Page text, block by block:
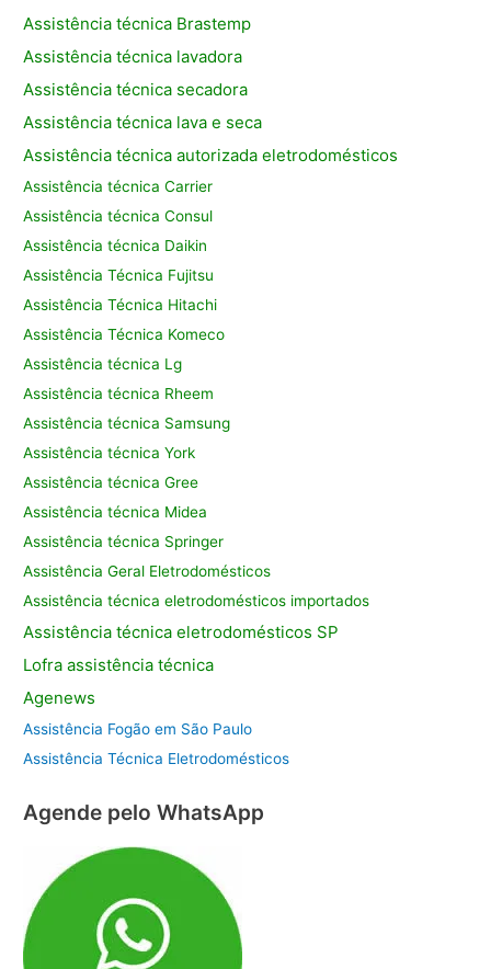
Assistência técnica Brastemp
Assistência técnica lavadora
Assistência técnica secadora
Assistência técnica lava e seca
Assistência técnica autorizada eletrodomésticos
Assistência técnica Carrier
Assistência técnica Consul
Assistência técnica Daikin
Assistência Técnica Fujitsu
Assistência Técnica Hitachi
Assistência Técnica Komeco
Assistência técnica Lg
Assistência técnica Rheem
Assistência técnica Samsung
Assistência técnica York
Assistência técnica Gree
Assistência técnica Midea
Assistência técnica Springer
Assistência Geral Eletrodomésticos
Assistência técnica eletrodomésticos importados
Assistência técnica eletrodomésticos SP
Lofra assistênciatécnica
Agenews
Assistência Fogão em São Paulo
Assistência Técnica Eletrodomésticos
Agende pelo WhatsApp